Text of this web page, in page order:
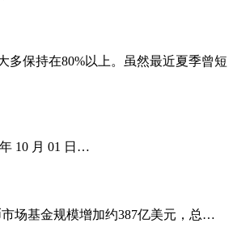
多保持在80%以上。虽然最近夏季曾短
10 月 01 日…
市场基金规模增加约387亿美元，总…